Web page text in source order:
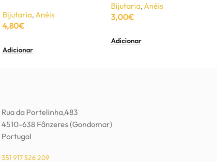
Bijutaria,Anéis
4,80€
Adicionar
Bijutaria,Anéis
3,00€
Adicionar
Rua da Portelinha,483
4510-638 Fânzeres (Gondomar)
Portugal
917 526 209